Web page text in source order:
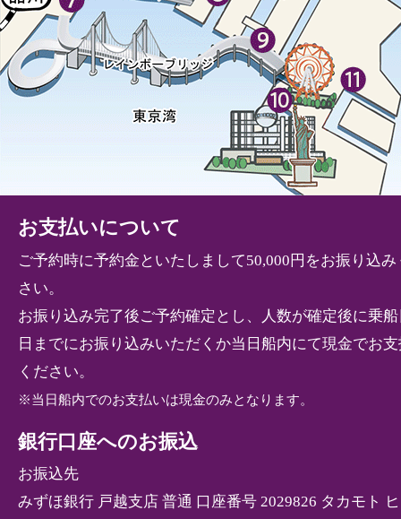
お支払いについて
ご予約時に予約金といたしまして50,000円をお振り込み
さい。
お振り込み完了後ご予約確定とし、人数が確定後に乗
日までにお振り込みいただくか当日船内にて現金でお
ください。
※当日船内でのお支払いは現金のみとなります。
銀行口座へのお振込
お振込先
みずほ銀行 戸越支店 普通 口座番号 2029826 タカモト